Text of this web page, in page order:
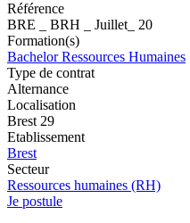
Référence
BRE _ BRH _ Juillet_ 20
Formation(s)
Bachelor Ressources Humaines
Type de contrat
Alternance
Localisation
Brest 29
Etablissement
Brest
Secteur
Ressources humaines (RH)
Je postule